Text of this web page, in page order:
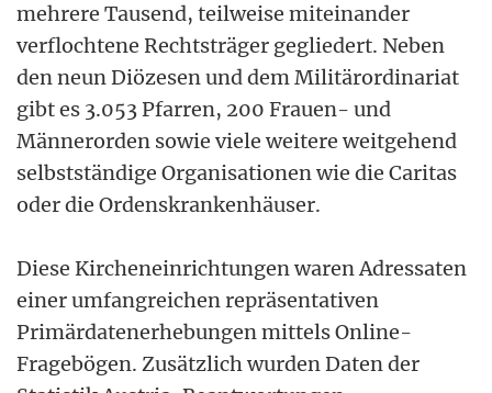
mehrere Tausend, teilweise miteinander
verflochtene Rechtsträger gegliedert. Neben
den neun Diözesen und dem Militärordinariat
gibt es 3.053 Pfarren, 200 Frauen- und
Männerorden sowie viele weitere weitgehend
selbstständige Organisationen wie die Caritas
oder die Ordenskrankenhäuser.
Diese Kircheneinrichtungen waren Adressaten
einer umfangreichen repräsentativen
Primärdatenerhebungen mittels Online-
Fragebögen. Zusätzlich wurden Daten der